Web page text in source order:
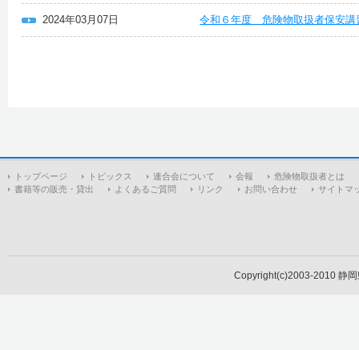
2024年03月07日 令和６年度 危険物取扱者保安講
トップページ トピックス 連合会について 会報
危険物取扱者とは
書籍等の販売・貸出
よくあるご質問 リンク お問い合わせ サイトマ
Copyright(c)2003-2010 静